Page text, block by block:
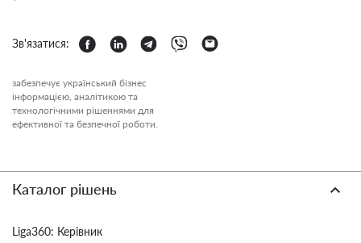
Зв'язатися:
забезпечує український бізнес
інформацією, аналітикою та
технологічними рішеннями для
ефективної та безпечної роботи.
Каталог рішень
Liga360: Керівник